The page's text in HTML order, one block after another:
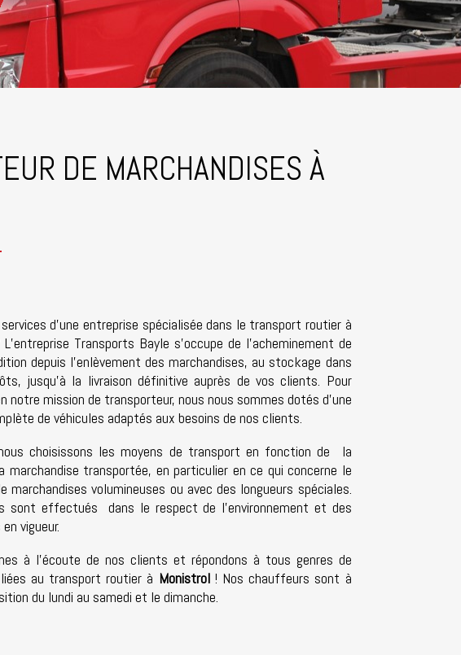
DE MARCHANDISES À
d’une entreprise spécialisée dans le transport routier à
Transports Bayle s’occupe de l’acheminement de
depuis l’enlèvement des marchandises, au stockage dans
jusqu’à la livraison définitive auprès de vos clients. Pour
notre mission de transporteur, nous nous sommes dotés d’une
de véhicules adaptés aux besoins de nos clients.
choisissons les moyens de transport en fonction de la
marchandise transportée, en particulier en ce qui concerne le
marchandises volumineuses ou avec des longueurs spéciales.
sont effectués dans le respect de l’environnement et des
vigueur.
à l’écoute de nos clients et répondons à tous genres de
au transport routier à Monistrol! Nos chauffeurs sont à
du lundi au samedi et le dimanche.